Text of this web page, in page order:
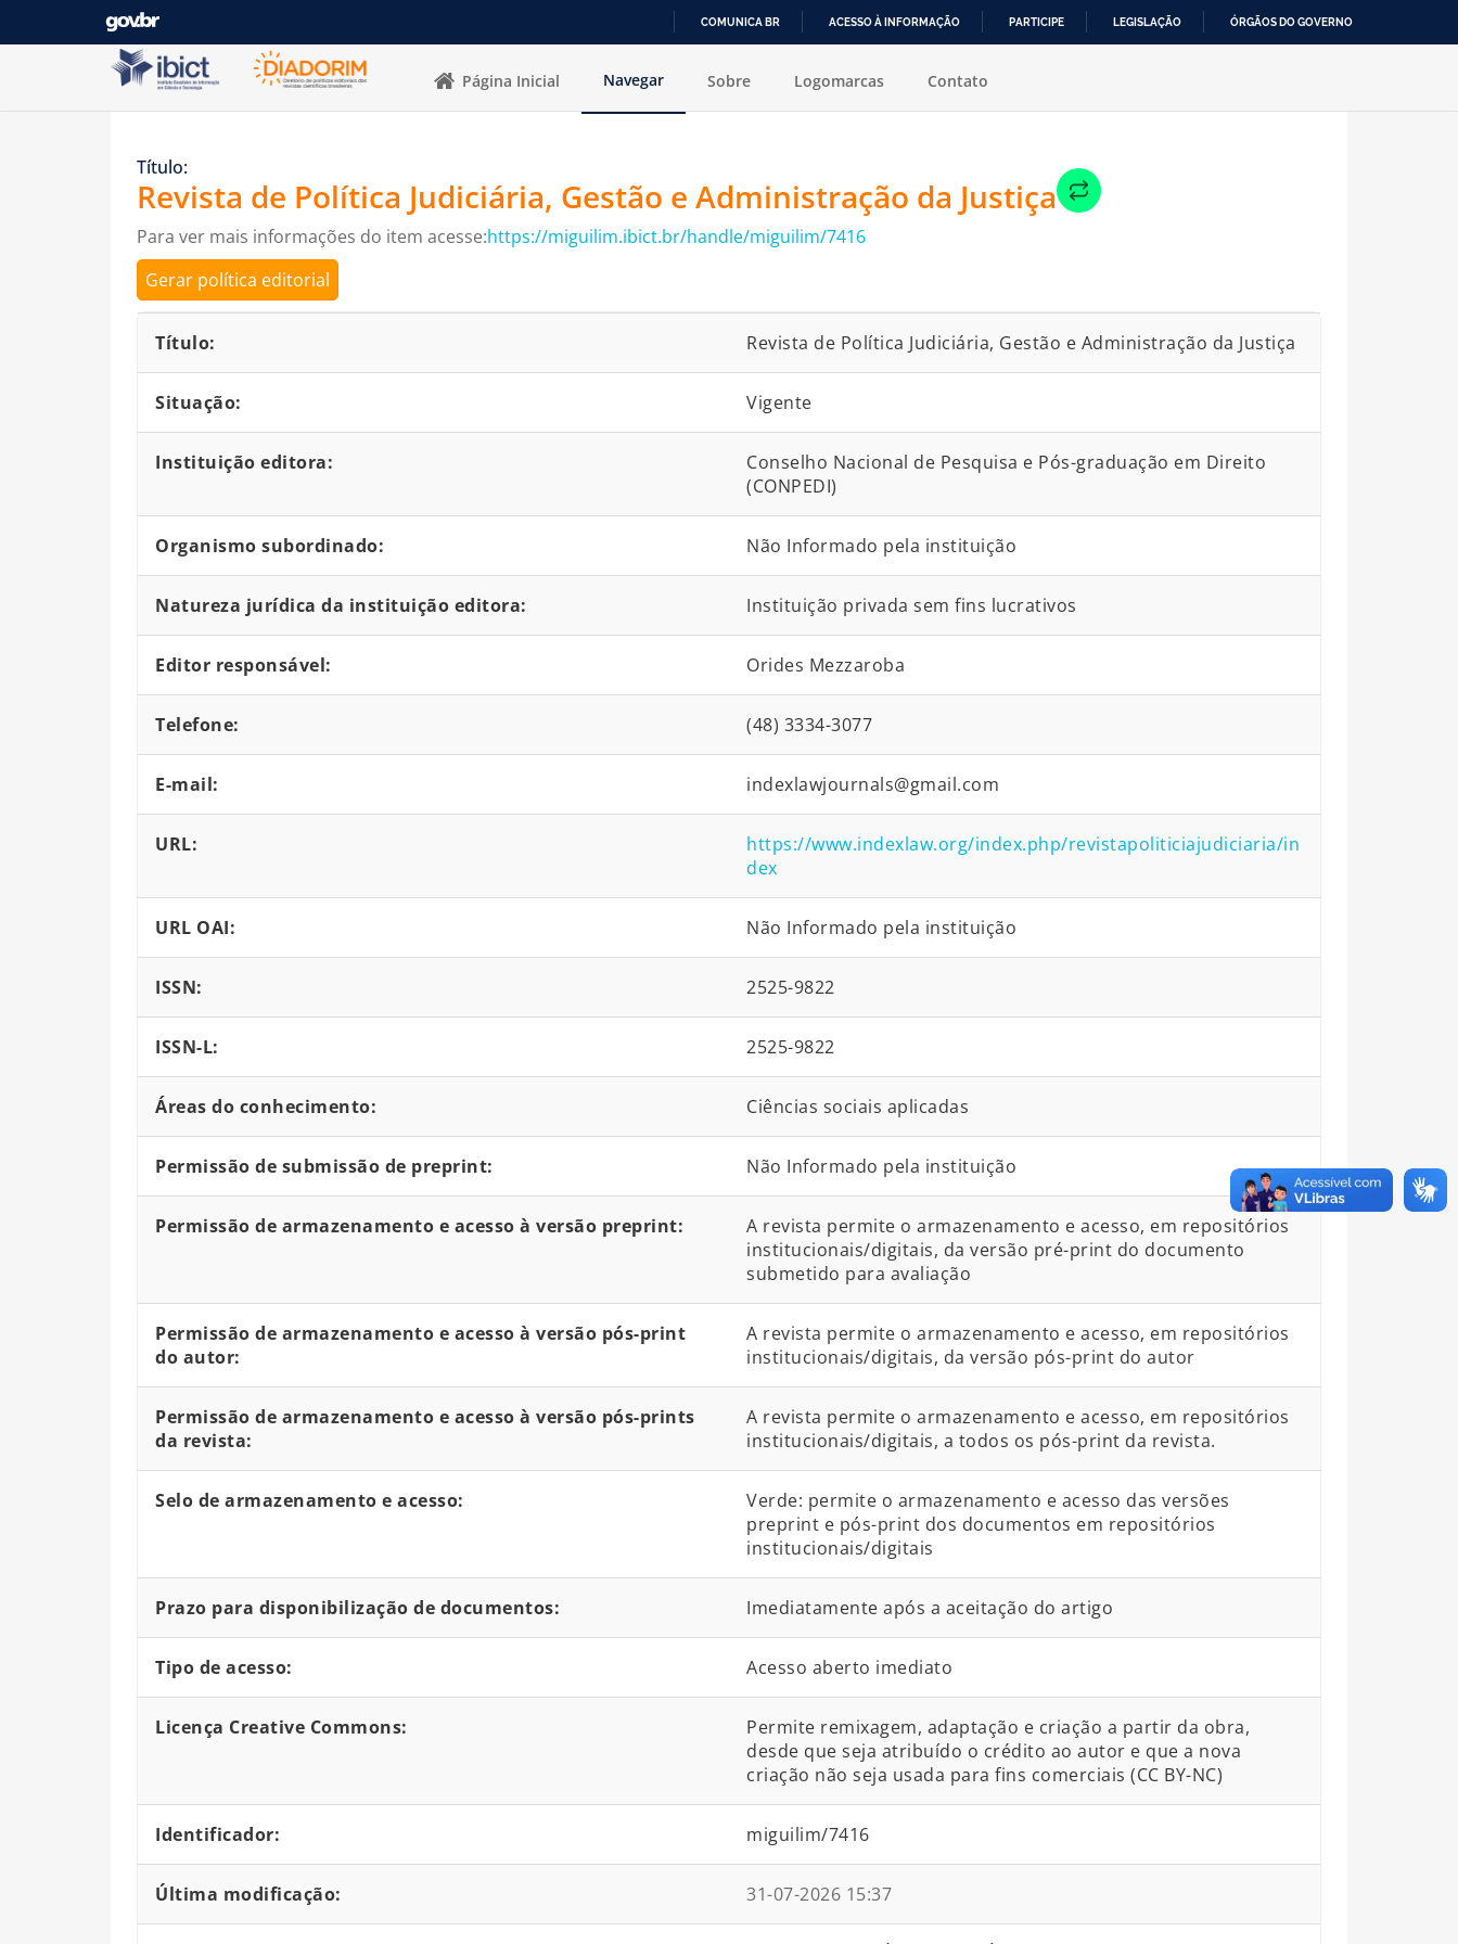
COMUNICA BR ACESSO À INFORMAÇÃO PARTICIPE LEGISLAÇÃO ÓRGÃOS DO GOVERNO
Pular para o conteúdo
Página Inicial
Navegar Sobre Logomarcas Contato
Título:
Revista de Política Judiciária, Gestão e Administração da Justiça
Para ver mais informações do item acesse:https://miguilim.ibict.br/handle/miguilim/7416
Gerar política editorial
Título: Revista de Política Judiciária, Gestão e Administração da Justiça
Situação: Vigente
Instituição editora:
Conselho Nacional de Pesquisa e Pós-graduação em Direito
(CONPEDI)
Organismo subordinado: Não Informado pela instituição
Natureza jurídica da instituição editora: Instituição privada sem fins lucrativos
Editor responsável: Orides Mezzaroba
Telefone: (48) 3334-3077
E-mail: indexlawjournals@gmail.com
URL:
https://www.indexlaw.org/index.php/revistapoliticiajudiciaria/in
dex
URL OAI: Não Informado pela instituição
ISSN: 2525-9822
ISSN-L: 2525-9822
Áreas do conhecimento: Ciências sociais aplicadas
Permissão de submissão de preprint: Não Informado pela instituição
Permissão de armazenamento e acesso à versão preprint:
A revista permite o armazenamento e acesso, em repositórios
institucionais/digitais, da versão pré-print do documento
submetido para avaliação
Permissão de armazenamento e acesso à versão pós-print
do autor:
A revista permite o armazenamento e acesso, em repositórios
institucionais/digitais, da versão pós-print do autor
Permissão de armazenamento e acesso à versão pós-prints
da revista:
A revista permite o armazenamento e acesso, em repositórios
institucionais/digitais, a todos os pós-print da revista.
Selo de armazenamento e acesso:
Verde: permite o armazenamento e acesso das versões
preprint e pós-print dos documentos em repositórios
institucionais/digitais
Prazo para disponibilização de documentos: Imediatamente após a aceitação do artigo
Tipo de acesso: Acesso aberto imediato
Licença Creative Commons:
Permite remixagem, adaptação e criação a partir da obra,
desde que seja atribuído o crédito ao autor e que a nova
criação não seja usada para fins comerciais (CC BY-NC)
Identificador: miguilim/7416
Última modificação: 31-07-2026 15:37